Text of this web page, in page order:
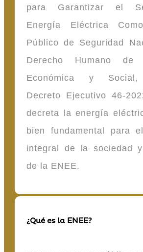
para Garantizar el
Energía Eléctrica
Público de Seguridad
Derecho Humano de
Económica y Social,
Decreto Ejecutivo 46-
decreta la energía
bien fundamental para
integral de la sociedad
de la ENEE.
¿Qué es la ENEE?